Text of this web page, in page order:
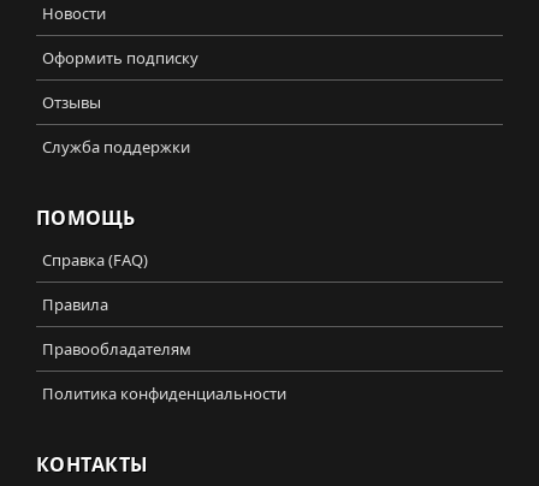
Новости
Оформить подписку
Отзывы
Служба поддержки
ПОМОЩЬ
Справка (FAQ)
Правила
Правообладателям
Политика конфиденциальности
КОНТАКТЫ